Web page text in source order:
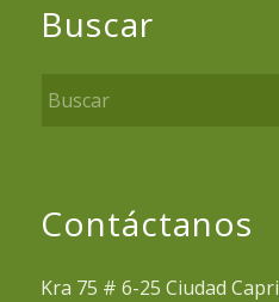
Buscar
Contáctanos
Kra 75 # 6-25 Ciudad Capri